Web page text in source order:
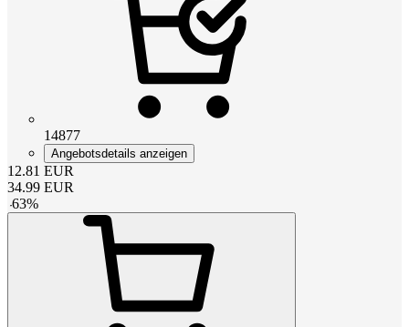
14877
Angebotsdetails anzeigen
12.81 EUR
34.99 EUR
-63%